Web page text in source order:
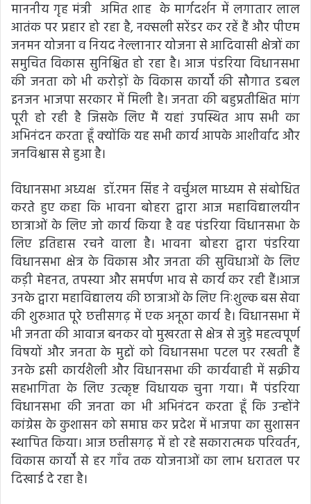
माननीय गृह मंत्री अमित शाह के मार्गदर्शन में लगातार लाल
आतंक पर प्रहार हो रहा है, नक्सली सरेंडर कर रहें हैं और पीएम
जनमन योजना व नियद नेल्लानार योजना से आदिवासी क्षेत्रों का
समुचित विकास सुनिश्चित हो रहा है। आज पंडरिया विधानसभा
की जनता को भी करोड़ों के विकास कार्यों की सौगात डबल
इनजन भाजपा सरकार में मिली है। जनता की बहुप्रतीक्षित मांग
पूरी हो रही है जिसके लिए मैं यहां उपस्थित आप सभी का
अभिनंदन करता हूँ क्योंकि यह सभी कार्य आपके आशीर्वाद और
जनविश्वास से हुआ है।
विधानसभा अध्यक्ष डॉ.रमन सिंह ने वर्चुअल माध्यम से संबोधित
करते हुए कहा कि भावना बोहरा द्वारा आज महाविद्यालयीन
छात्राओं के लिए जो कार्य किया है वह पंडरिया विधानसभा के
लिए इतिहास रचने वाला है। भावना बोहरा द्वारा पंडरिया
विधानसभा क्षेत्र के विकास और जनता की सुविधाओं के लिए
कड़ी मेहनत, तपस्या और समर्पण भाव से कार्य कर रही हैं।आज
उनके द्वारा महाविद्यालय की छात्राओं के लिए निःशुल्क बस सेवा
की शुरुआत पूरे छत्तीसगढ़ में एक अनूठा कार्य है। विधानसभा में
भी जनता की आवाज बनकर वो मुखरता से क्षेत्र से जुड़े महत्वपूर्ण
विषयों और जनता के मुद्दों को विधानसभा पटल पर रखती हैं
उनके इसी कार्यशैली और विधानसभा की कार्यवाही में सक्रीय
सहभागिता के लिए उत्कृष्ट विधायक चुना गया। मैं पंडरिया
विधानसभा की जनता का भी अभिनंदन करता हूँ कि उन्होंने
कांग्रेस के कुशासन को समाप्त कर प्रदेश में भाजपा का सुशासन
स्थापित किया। आज छत्तीसगढ़ में हो रहे सकारात्मक परिवर्तन,
विकास कार्यों से हर गाँव तक योजनाओं का लाभ धरातल पर
दिखाई दे रहा है।